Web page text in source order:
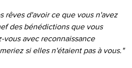
rêves d'avoir ce que vous n'avez
des bénédictions que vous
vous avec reconnaissance
si elles n'étaient pas à vous."